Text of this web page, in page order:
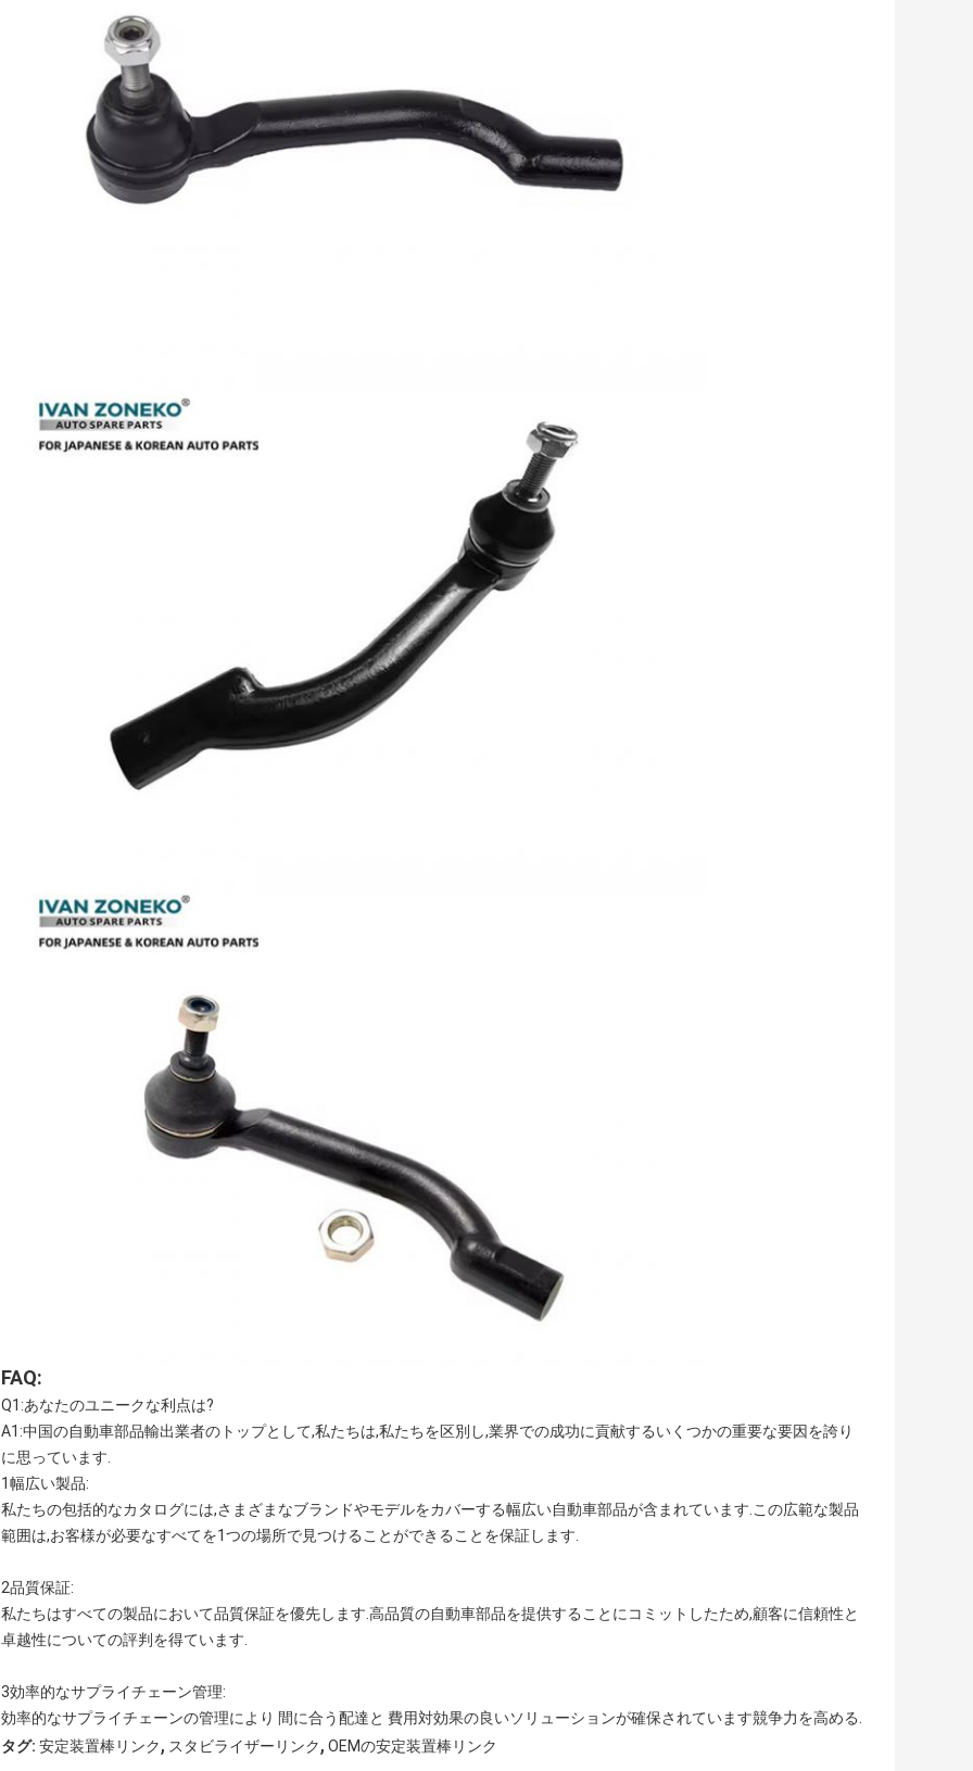
FAQ:
Q1:あなたのユニークな利点は?
A1:中国の自動車部品輸出業者のトップとして,私たちは,私たちを区別し,業界での成功に貢献するいくつかの重要な要因を誇り
に思っています.
1幅広い製品:
私たちの包括的なカタログには,さまざまなブランドやモデルをカバーする幅広い自動車部品が含まれています.この広範な製品
範囲は,お客様が必要なすべてを1つの場所で見つけることができることを保証します.
2品質保証:
私たちはすべての製品において品質保証を優先します.高品質の自動車部品を提供することにコミットしたため,顧客に信頼性と
卓越性についての評判を得ています.
3効率的なサプライチェーン管理:
効率的なサプライチェーンの管理により 間に合う配達と 費用対効果の良いソリューションが確保されています競争力を高める.
タグ: 安定装置棒リンク, スタビライザーリンク, OEMの安定装置棒リンク